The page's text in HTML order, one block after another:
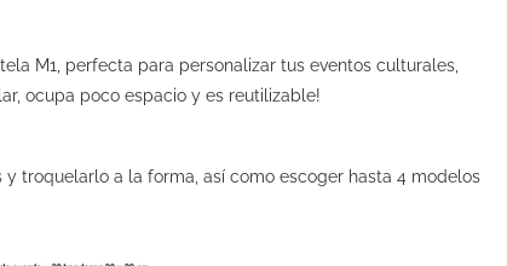
M1, perfecta para personalizar tus eventos culturales,
ocupa poco espacio y es reutilizable!
troquelarlo a la forma, así como escoger hasta 4 modelos